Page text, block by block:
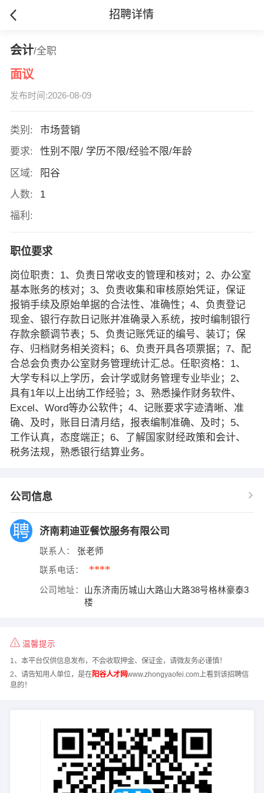
招聘详情
会计/全职
面议
发布时间:2026-08-09
类别:
市场营销
要求:
性别不限/ 学历不限/经验不限/年龄
区域:
阳谷
人数:
1
福利:
职位要求
岗位职责：1、负责日常收支的管理和核对；2、办公室
基本账务的核对；3、负责收集和审核原始凭证，保证
报销手续及原始单据的合法性、准确性；4、负责登记
现金、银行存款日记账并准确录入系统，按时编制银行
存款余额调节表；5、负责记账凭证的编号、装订；保
存、归档财务相关资料；6、负责开具各项票据；7、配
合总会负责办公室财务管理统计汇总。任职资格：1、
大学专科以上学历，会计学或财务管理专业毕业；2、
具有1年以上出纳工作经验；3、熟悉操作财务软件、
Excel、Word等办公软件；4、记账要求字迹清晰、准
确、及时，账目日清月结，报表编制准确、及时；5、
工作认真，态度端正；6、了解国家财经政策和会计、
税务法规，熟悉银行结算业务。
公司信息
济南莉迪亚餐饮服务有限公司
联系人： 张老师
联系电话： ****
公司地址：
山东济南历城山大路山大路38号格林豪泰3
楼
温馨提示
1、本平台仅供信息发布，不会收取押金、保证金，请微友务必谨慎！
2、请告知用人单位，是在阳谷人才网www.zhongyaofei.com上看到该招聘信
息的！